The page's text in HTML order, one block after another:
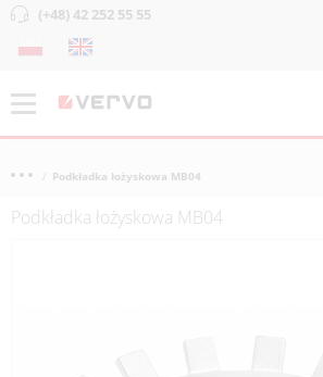
(+48) 42 252 55 55
Podkładka łożyskowa MB04
Podkładka łożyskowa MB04